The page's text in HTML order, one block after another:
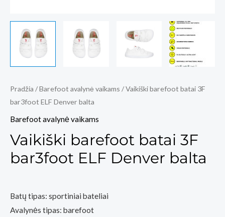
Pradžia /Barefoot avalynė vaikams / Vaikiški barefoot batai 3F
bar3foot ELF Denver balta
Barefoot avalynė vaikams
Vaikiški barefoot batai 3F
bar3foot ELF Denver balta
Batų tipas: sportiniai bateliai
Avalynės tipas: barefoot